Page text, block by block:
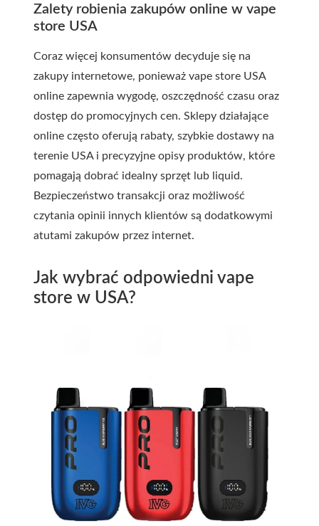
Zalety robienia zakupów online w vape
store USA
Coraz więcej konsumentów decyduje się na
zakupy internetowe, ponieważ vape store USA
online zapewnia wygodę, oszczędność czasu oraz
dostęp do promocyjnych cen. Sklepy działające
online często oferują rabaty, szybkie dostawy na
terenie USA i precyzyjne opisy produktów, które
pomagają dobrać idealny sprzęt lub liquid.
Bezpieczeństwo transakcji oraz możliwość
czytania opinii innych klientów są dodatkowymi
atutami zakupów przez internet.
Jak wybrać odpowiedni vape
store w USA?